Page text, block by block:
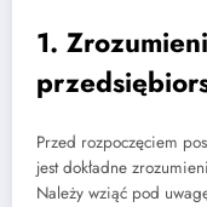
1.
Przed rozpoczęciem
jest dokładne
Należy wziąć pod